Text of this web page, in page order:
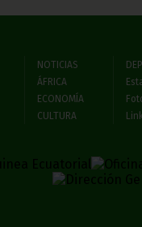
NOTICIAS
ÁFRICA
ECONOMÍA
CULTURA